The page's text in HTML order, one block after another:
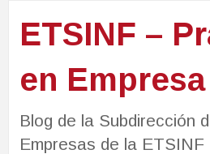
ETSINF –
en Empresa
Blog de la Subdirección
Empresas de la ETSINF